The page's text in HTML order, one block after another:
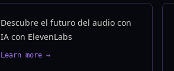
Descubre el futuro del audio con
IA con ElevenLabs
Learn more →